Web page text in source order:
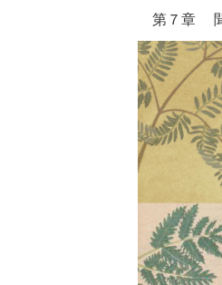
第７章